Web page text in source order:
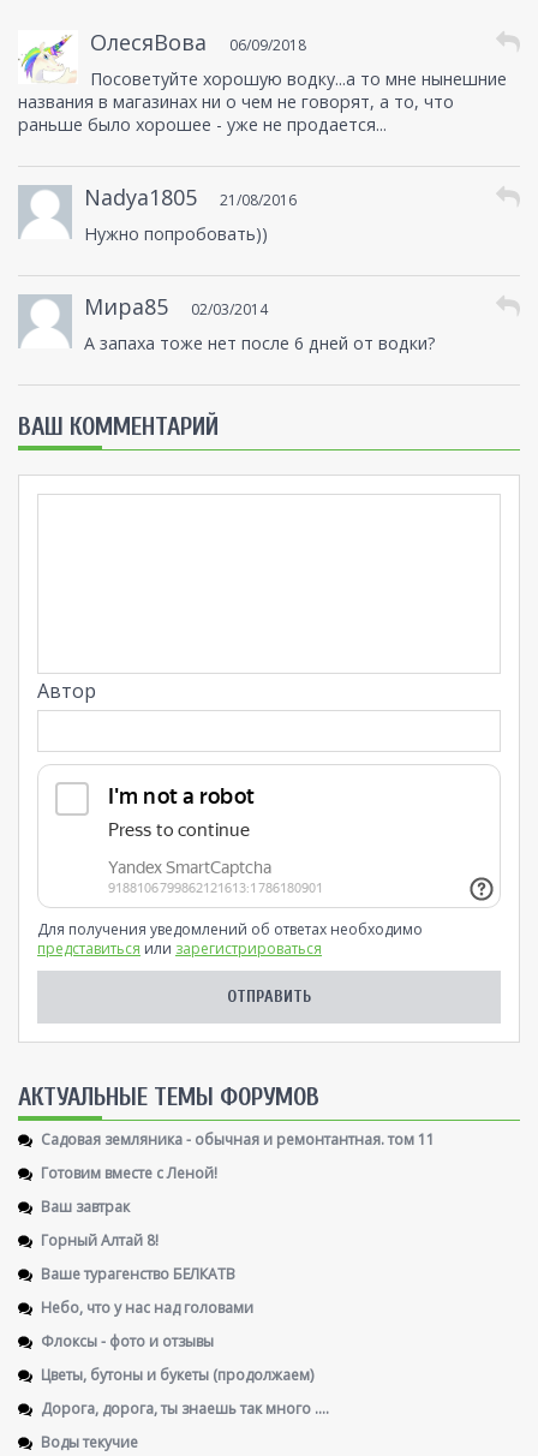
ОлесяВова 06/09/2018
Посоветуйте хорошую водку...а то мне нынешние
названия в магазинах ни о чем не говорят, а то, что
раньше было хорошее - уже не продается...
Nadya1805 21/08/2016
Нужно попробовать))
Мира85 02/03/2014
А запаха тоже нет после 6 дней от водки?
ВАШ КОММЕНТАРИЙ
Автор
Для получения уведомлений об ответах необходимо
представиться или зарегистрироваться
AКТУАЛЬНЫЕ ТЕМЫ ФОРУМОВ
Садовая земляника - обычная и ремонтантная. том 11
Готовим вместе с Леной!
Ваш завтрак
Горный Алтай 8!
Ваше турагенство БЕЛКАТВ
Небо, что у нас над головами
Флоксы - фото и отзывы
Цветы, бутоны и букеты (продолжаем)
Дорога, дорога, ты знаешь так много ....
Воды текучие